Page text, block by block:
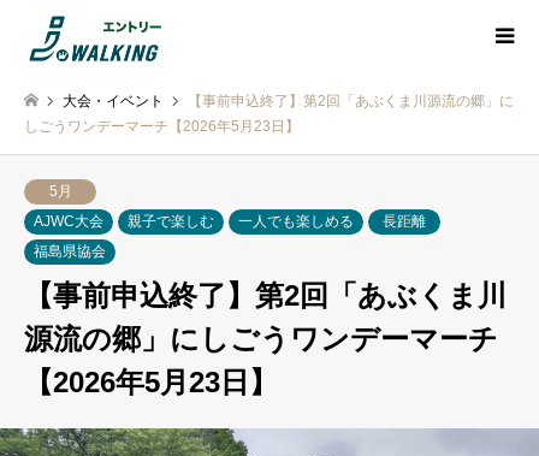
大会・イベント
【事前申込終了】第2回「あぶくま川源流の郷」に
しごうワンデーマーチ【2026年5月23日】
5月
AJWC大会
親子で楽しむ 一人でも楽しめる
長距離
福島県協会
【事前申込終了】第2回「あぶくま川
源流の郷」にしごうワンデーマーチ
【2026年5月23日】